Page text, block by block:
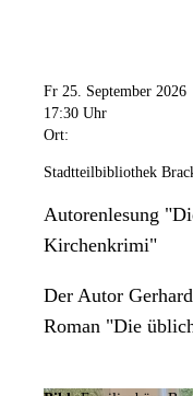
Fr 25. September 2026
17:30 Uhr
Ort:
Stadtteilbibliothek
Autorenlesung
Kirchenkrimi"
Der Autor
Roman "Die